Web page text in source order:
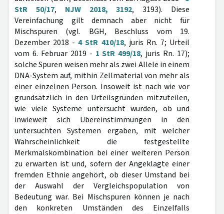
StR 50/17, NJW 2018, 3192, 3193). Diese
Vereinfachung gilt demnach aber nicht für
Mischspuren (vgl. BGH, Beschluss vom 19.
Dezember 2018 -4 StR 410/18, juris Rn. 7; Urteil
vom 6. Februar 2019 - 1 StR 499/18, juris Rn. 17);
solche Spuren weisen mehr als zwei Allele in einem
DNA-System auf, mithin Zellmaterial von mehr als
einer einzelnen Person. Insoweit ist nach wie vor
grundsätzlich in den Urteilsgründen mitzuteilen,
wie viele Systeme untersucht wurden, ob und
inwieweit sich Übereinstimmungen in den
untersuchten Systemen ergaben, mit welcher
Wahrscheinlichkeit die festgestellte
Merkmalskombination bei einer weiteren Person
zu erwarten ist und, sofern der Angeklagte einer
fremden Ethnie angehört, ob dieser Umstand bei
der Auswahl der Vergleichspopulation von
Bedeutung war. Bei Mischspuren können je nach
den konkreten Umständen des Einzelfalls